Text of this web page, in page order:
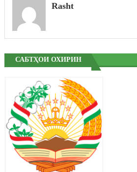
Rasht
САБТҲОИ ОХИРИН